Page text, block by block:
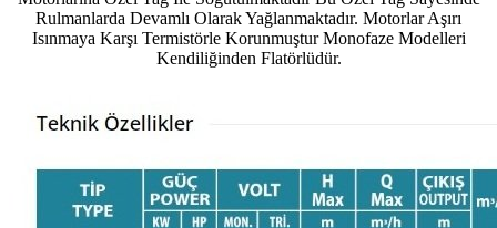
Rulmanlarda Devamlı Olarak Yağlanmaktadır. Motorlar Aşırı
Isınmaya Karşı Termistörle Korunmuştur Monofaze Modelleri
Kendiliğinden Flatörlüdür.